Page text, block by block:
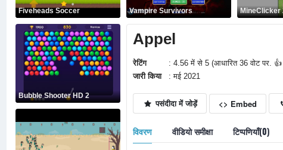
Fiveheads Soccer
Bubble Shooter HD 2
Vampire Survivors MineClicker
Appel
रेटिंग
: 4.56 में से 5 (आधारित 36 वोट पर. 👍
जारी किया
: मई 2021
पसंदीदा में जोड़ें <> Embed
विवरण वीडियो समीक्षा टिप्पणियाँ(0)